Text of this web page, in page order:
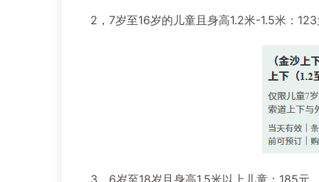
2，7岁至16岁的儿童且身高1.2米-1.5米：
3，6岁至18岁且身高1.5米以上儿童：185元